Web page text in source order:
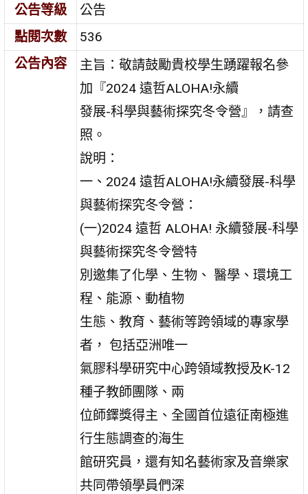
公告等級
公告
點閱次數
536
公告內容
主旨：敬請鼓勵貴校學生踴躍報名參
加『2024 遠哲ALOHA!永續
發展-科學與藝術探究冬令營』，請查
照。
說明：
一、2024 遠哲ALOHA!永續發展-科學
與藝術探究冬令營：
(一)2024 遠哲 ALOHA! 永續發展-科學
與藝術探究冬令營特
別邀集了化學、生物、 醫學、環境工
程、能源、動植物
生態、教育、藝術等跨領域的專家學
者， 包括亞洲唯一
氣膠科學研究中心跨領域教授及K-12
種子教師團隊、兩
位師鐸獎得主、全國首位遠征南極進
行生態調查的海生
館研究員，還有知名藝術家及音樂家
共同帶領學員們深